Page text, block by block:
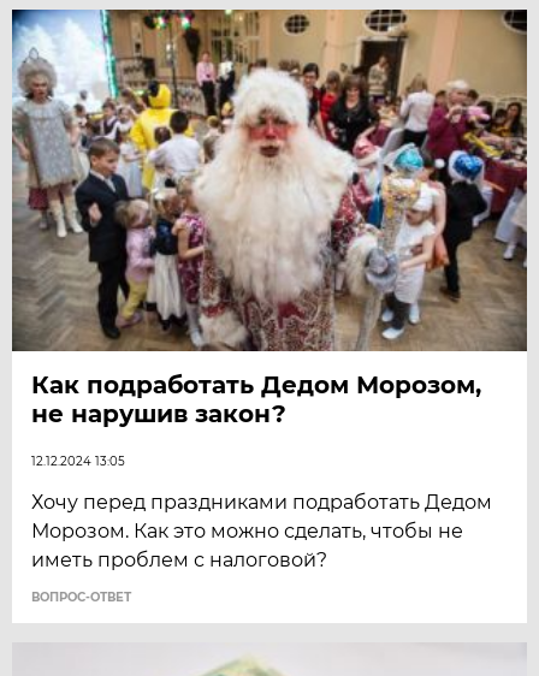
Как подработать Дедом Морозом,
не нарушив закон?
12.12.2024 13:05
Хочу перед праздниками подработать Дедом
Морозом. Как это можно сделать, чтобы не
иметь проблем с налоговой?
ВОПРОС-ОТВЕТ